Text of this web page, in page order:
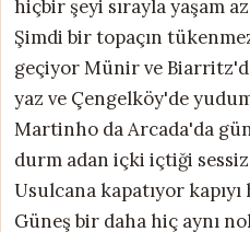
hiçbir şeyi sırayla yaşam
Şimdi bir topaçın
geçiyor Münir ve
yaz ve Çengelköy'de yudum
Martinho da Arcada'da
durm adan içki içtiği
Usulcana kapatıyor kapıyı
Güneş bir daha hiç aynı